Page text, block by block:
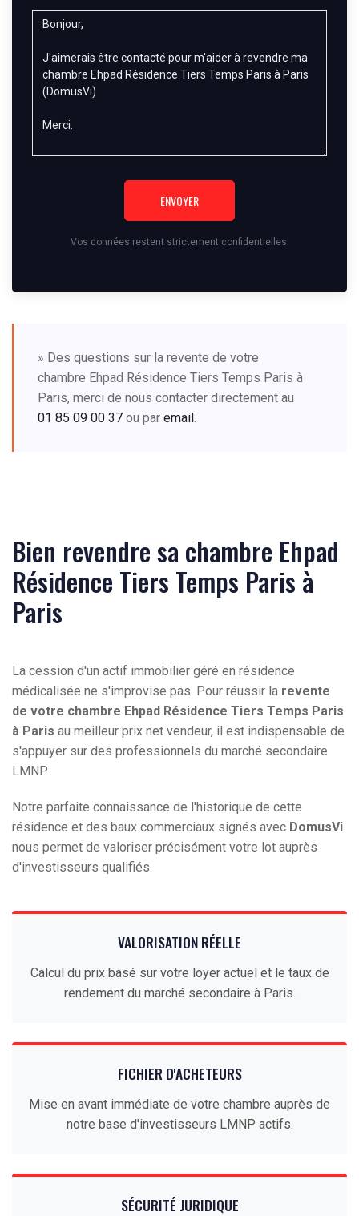
ENVOYER
Vos données restent strictement confidentielles.
» Des questions sur la revente de votre
chambre Ehpad Résidence Tiers Temps Paris à
Paris, merci de nous contacter directement au
01 85 09 00 37 ou par email
Bien revendre sa chambre Ehpad
Résidence Tiers Temps Paris à
Paris
La cession d'un actif immobilier géré en résidence
médicalisée ne s'improvise pas. Pour réussir la revente
de votre chambre Ehpad Résidence Tiers Temps Paris
à Paris au meilleur prix net vendeur, il est indispensable de
s'appuyer sur des professionnels du marché secondaire
LMNP.
Notre parfaite connaissance de l'historique de cette
résidence et des baux commerciaux signés avec DomusVi
nous permet de valoriser précisément votre lot auprès
d'investisseurs qualifiés.
VALORISATION RÉELLE
Calcul du prix basé sur votre loyer actuel et le taux de
rendement du marché secondaire à Paris.
FICHIER D'ACHETEURS
Mise en avant immédiate de votre chambre auprès de
notre base d'investisseurs LMNP actifs.
SÉCURITÉ JURIDIQUE